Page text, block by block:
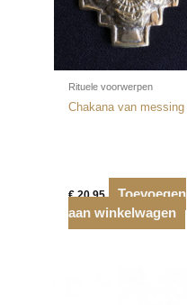
Rituele voorwerpen
Chakana van messing
€20,95
Toevoegen
aan winkelwagen